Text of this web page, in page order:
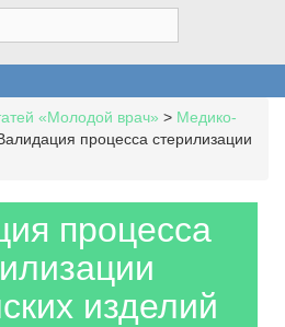
«Молодой врач» > Медико-
процесса стерилизации
процесса
изделий